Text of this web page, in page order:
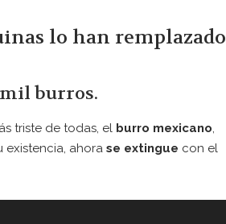
lo han remplazado
burros.
triste de todas, el burro mexicano,
ahora se extingue con el